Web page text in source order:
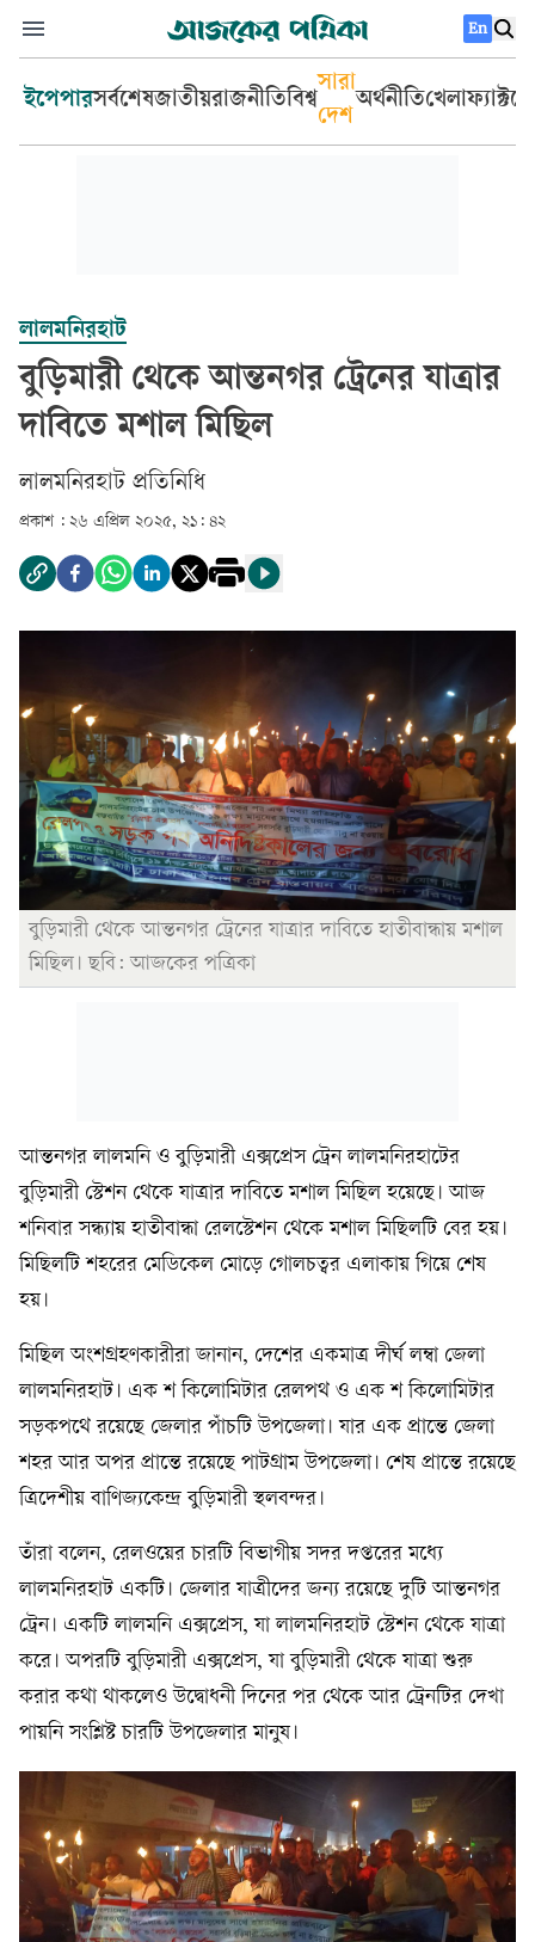
En
ইপেপারসর্বশেষজাতীয়রাজনীতিবিশ্ব
সারা
দেশ
অর্থনীতিখেলা
লালমনিরহাট
বুড়িমারী থেকে আন্তনগর ট্রেনের যাত্রার
দাবিতে মশাল মিছিল
লালমনিরহাট প্রতিনিধি
প্রকাশ : ২৬ এপ্রিল ২০২৫, ২১: ৪২
বুড়িমারী থেকে আন্তনগর ট্রেনের যাত্রার দাবিতে হাতীবান্ধায় মশাল
মিছিল। ছবি: আজকের পত্রিকা
আন্তনগর লালমনি ও বুড়িমারী এক্সপ্রেস ট্রেন লালমনিরহাটের
বুড়িমারী স্টেশন থেকে যাত্রার দাবিতে মশাল মিছিল হয়েছে। আজ
শনিবার সন্ধ্যায় হাতীবান্ধা রেলস্টেশন থেকে মশাল মিছিলটি বের হয়।
মিছিলটি শহরের মেডিকেল মোড়ে গোলচত্বর এলাকায় গিয়ে শেষ
হয়।
মিছিল অংশগ্রহণকারীরা জানান, দেশের একমাত্র দীর্ঘ লম্বা জেলা
লালমনিরহাট। এক শ কিলোমিটার রেলপথ ও এক শ কিলোমিটার
সড়কপথে রয়েছে জেলার পাঁচটি উপজেলা। যার এক প্রান্তে জেলা
শহর আর অপর প্রান্তে রয়েছে পাটগ্রাম উপজেলা। শেষ প্রান্তে রয়েছে
ত্রিদেশীয় বাণিজ্যকেন্দ্র বুড়িমারী স্থলবন্দর।
তাঁরা বলেন, রেলওয়ের চারটি বিভাগীয় সদর দপ্তরের মধ্যে
লালমনিরহাট একটি। জেলার যাত্রীদের জন্য রয়েছে দুটি আন্তনগর
ট্রেন। একটি লালমনি এক্সপ্রেস, যা লালমনিরহাট স্টেশন থেকে যাত্রা
করে। অপরটি বুড়িমারী এক্সপ্রেস, যা বুড়িমারী থেকে যাত্রা শুরু
করার কথা থাকলেও উদ্বোধনী দিনের পর থেকে আর ট্রেনটির দেখা
পায়নি সংশ্লিষ্ট চারটি উপজেলার মানুষ।